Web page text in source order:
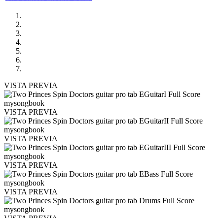
VISTA PREVIA
VISTA PREVIA
VISTA PREVIA
VISTA PREVIA
VISTA PREVIA